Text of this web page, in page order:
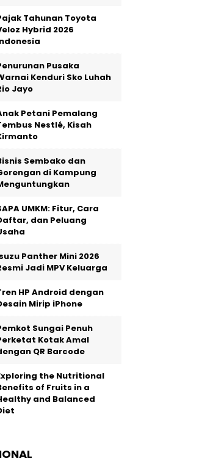
Tahunan Toyota
Hybrid 2026
Pusaka
Kenduri Sko Luhah
Jayo
Petani Pemalang
Nestlé, Kisah
Sembako dan
di Kampung
UMKM: Fitur, Cara
dan Peluang
Panther Mini 2026
Jadi MPV Keluarga
HP Android dengan
Mirip iPhone
Sungai Penuh
Kotak Amal
QR Barcode
the Nutritional
of Fruits in a
and Balanced